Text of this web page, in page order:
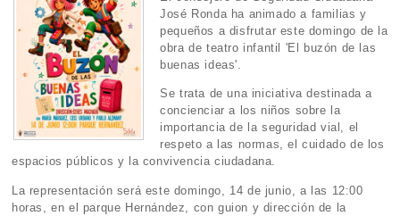
José Ronda ha animado a familias y
pequeños a disfrutar este domingo de la
obra de teatro infantil 'El buzón de las
buenas ideas'.
Se trata de una iniciativa destinada a
concienciar a los niños sobre la
importancia de la seguridad vial, el
respeto a las normas, el cuidado de los
espacios públicos y la convivencia ciudadana.
La representación será este domingo, 14 de junio, a las 12:00
horas, en el parque Hernández, con guion y dirección de la